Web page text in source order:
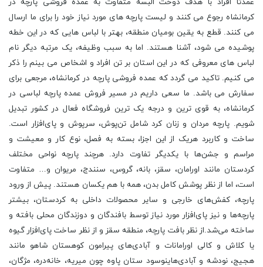
کرمانشاه رجوع می کنند و لیست پارچه های مورد نیاز خود را برای ما ارسال
می کنند. قطع به یقین بومیان منطقه، بهتر با لباس هایی که در این خطه
پوشیده می شود، آشنا هستند. اما به سبب وظیفه، یک مرتبه دیگر نام
لباس های معروفی که در این استان بر تن افراد و اشخاص می بینم را ذکر
می کنیم. تاکید می گردد که عمده فروشی پارچه در کرمانشاه، مرجعی برای
سفارش می باشد. ما سعی داریم در مسیر فروش عمده پارچه لباسی در
کرمانشاه، به قوی ترین و درجه یک ترین فروشگاه فعال در کشور تبدیل
شویم. پارچه مردان و زنان کرد شامل تن‌پوش، سرپوش و پای‌افزار است.
ساخت و کاربرد هریک از این اجزا، بسته به فصل، نوع کار و معیشت و
مراسم و جشن‌ها با یکدیگر تفاوت دارد. هرچند پارچه نواحی مختلف
کردستان مانند اورامان، سقز، بانه، گروس، سنندج، مریوان و… متفاوت
است، اما از نظر پوشش کامل بدن، همه با هم یکسان هستند. پیش از ورود
پارچه، کفش‌های خارجی و سایر محصولات داخلی به کردستان، بیشتر
پارچه‌ها و نیز پای‌افزار مورد نیاز توسط بافندگان و دوزندگان محلی بافته و
ساخته می‌شد.از نظر بافت پارچه، منطقه سقز و از نظر ساخت پای‌افزار گیوه
یا کلاش و کالی اورامانات و آبادی‌های پیرامون کوهستان شاهو مانند
هجیج، نودشه و آبادی‌هاینوسود ستان پاوه چون میریه، خانه‌دره، مژگان،